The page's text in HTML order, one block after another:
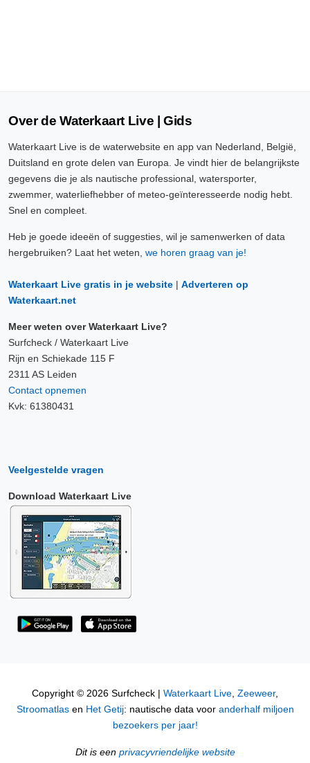
Over de Waterkaart Live | Gids
Waterkaart Live is de waterwebsite en app van Nederland, België,
Duitsland en grote delen van Europa. Je vindt hier de belangrijkste
gegevens die je als nautische professional, watersporter,
zwemmer, waterliefhebber of meteo-geïnteresseerde nodig hebt.
Snel en compleet.
Heb je goede ideeën of suggesties, wil je samenwerken of data
hergebruiken? Laat het weten, we horen graag van je!
Waterkaart Live gratis in je website | Adverteren op
Waterkaart.net
Meer weten over Waterkaart Live?
Surfcheck / Waterkaart Live
Rijn en Schiekade 115 F
2311 AS Leiden
Contact opnemen
Kvk: 61380431
Veelgestelde vragen
Download Waterkaart Live
Copyright © 2026 Surfcheck | Waterkaart Live, Zeeweer,
Stroomatlasen Het Getij: nautische data voor anderhalf miljoen
bezoekers per jaar!
Dit is een privacyvriendelijke website